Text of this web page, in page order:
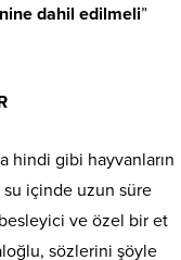
dahil edilmeli”
hindi gibi hayvanların
içinde uzun süre
ve özel bir et
sözlerini şöyle